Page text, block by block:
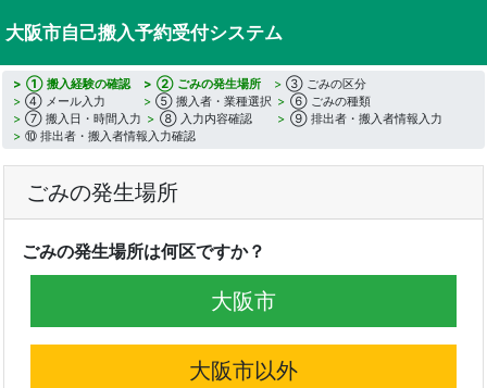
大阪市自己搬入予約受付システム
① 搬入経験の確認 ② ごみの発生場所
③ ごみの区分
④ メール入力
⑤ 搬入者・業種選択
⑥ ごみの種類
⑦ 搬入日・時間入力
⑧ 入力内容確認
⑨ 排出者・搬入者情報入力
⑩ 排出者・搬入者情報入力確認
ごみの発生場所
ごみの発生場所は何区ですか？
大阪市
大阪市以外